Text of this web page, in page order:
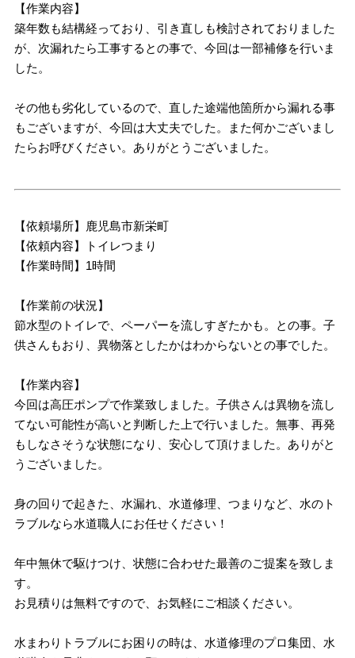
【作業内容】
築年数も結構経っており、引き直しも検討されておりました
が、次漏れたら工事するとの事で、今回は一部補修を行いま
した。
その他も劣化しているので、直した途端他箇所から漏れる事
もございますが、今回は大丈夫でした。また何かございまし
たらお呼びください。ありがとうございました。
【依頼場所】鹿児島市新栄町
【依頼内容】トイレつまり
【作業時間】1時間
【作業前の状況】
節水型のトイレで、ペーパーを流しすぎたかも。との事。子
供さんもおり、異物落としたかはわからないとの事でした。
【作業内容】
今回は高圧ポンプで作業致しました。子供さんは異物を流し
てない可能性が高いと判断した上で行いました。無事、再発
もしなさそうな状態になり、安心して頂けました。ありがと
うございました。
身の回りで起きた、水漏れ、水道修理、つまりなど、水のト
ラブルなら水道職人にお任せください！
年中無休で駆けつけ、状態に合わせた最善のご提案を致しま
す。
お見積りは無料ですので、お気軽にご相談ください。
水まわりトラブルにお困りの時は、水道修理のプロ集団、水